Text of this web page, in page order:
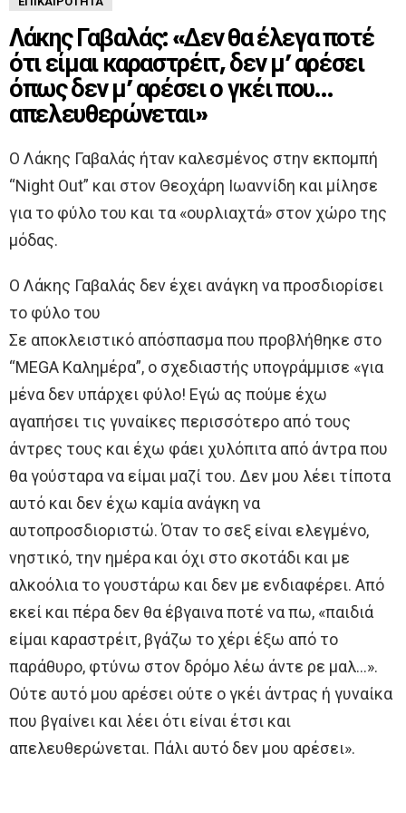
Λάκης Γαβαλάς: «Δεν θα έλεγα ποτέ
ότι είμαι καραστρέιτ, δεν μ’ αρέσει
όπως δεν μ’ αρέσει ο γκέι που…
απελευθερώνεται»
Ο Λάκης Γαβαλάς ήταν καλεσμένος στην εκπομπή
“Night Out” και στον Θεοχάρη Ιωαννίδη και μίλησε
για το φύλο του και τα «ουρλιαχτά» στον χώρο της
μόδας.
Ο Λάκης Γαβαλάς δεν έχει ανάγκη να προσδιορίσει
το φύλο του
Σε αποκλειστικό απόσπασμα που προβλήθηκε στο
“MEGA Καλημέρα”, ο σχεδιαστής υπογράμμισε «για
μένα δεν υπάρχει φύλο! Εγώ ας πούμε έχω
αγαπήσει τις γυναίκες περισσότερο από τους
άντρες τους και έχω φάει χυλόπιτα από άντρα που
θα γούσταρα να είμαι μαζί του. Δεν μου λέει τίποτα
αυτό και δεν έχω καμία ανάγκη να
αυτοπροσδιοριστώ. Όταν το σεξ είναι ελεγμένο,
νηστικό, την ημέρα και όχι στο σκοτάδι και με
αλκοόλια το γουστάρω και δεν με ενδιαφέρει. Από
εκεί και πέρα δεν θα έβγαινα ποτέ να πω, «παιδιά
είμαι καραστρέιτ, βγάζω το χέρι έξω από το
παράθυρο, φτύνω στον δρόμο λέω άντε ρε μαλ…».
Ούτε αυτό μου αρέσει ούτε ο γκέι άντρας ή γυναίκα
που βγαίνει και λέει ότι είναι έτσι και
απελευθερώνεται. Πάλι αυτό δεν μου αρέσει».